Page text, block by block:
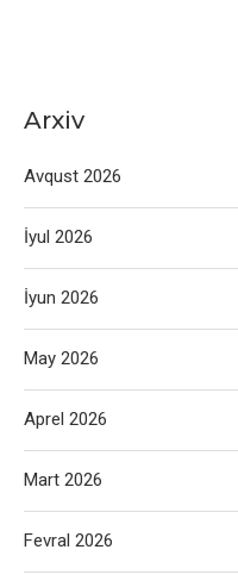
Arxiv
Avqust 2026
İyul 2026
İyun 2026
May 2026
Aprel 2026
Mart 2026
Fevral 2026